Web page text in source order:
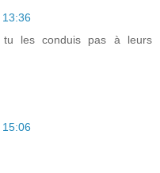
les conduis pas à leurs